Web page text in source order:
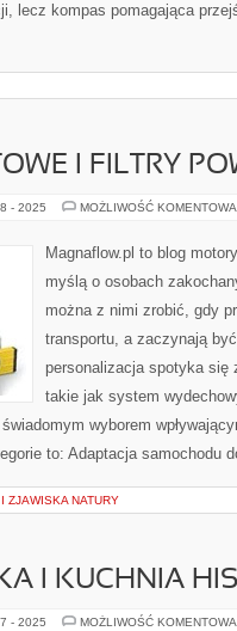
lecz kompas pomagająca
I FILTRY
- 2025 MOŻLIWOŚĆ
Magnaflow.pl to blog
myślą o osobach
można z nimi zrobić, gdy
transportu, a zaczynają
personalizacja spotyka się
takie jak system
wyborem
to: Adaptacja samochodu
ZJAWISKA NATURY
I KUCHNIA
- 2025 MOŻLIWOŚĆ